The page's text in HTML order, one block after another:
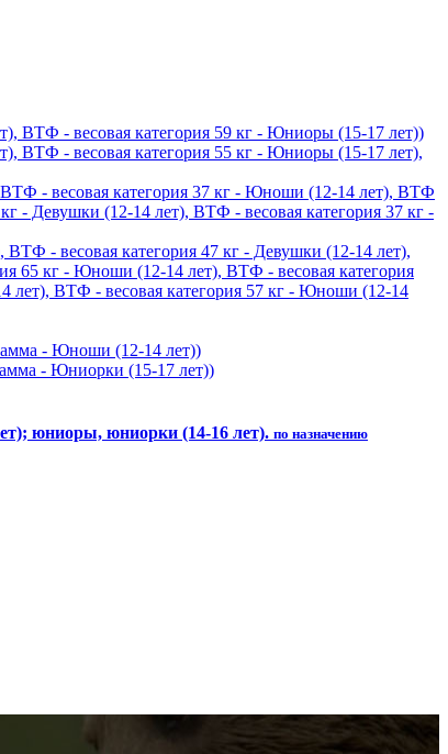
ВТФ - весовая категория 59 кг - Юниоры (15-17 лет))
ВТФ - весовая категория 55 кг - Юниоры (15-17 лет),
- весовая категория 37 кг - Юноши (12-14 лет), ВТФ
- Девушки (12-14 лет), ВТФ - весовая категория 37 кг -
- весовая категория 47 кг - Девушки (12-14 лет),
65 кг - Юноши (12-14 лет), ВТФ - весовая категория
лет), ВТФ - весовая категория 57 кг - Юноши (12-14
- Юноши (12-14 лет))
- Юниорки (15-17 лет))
юниоры, юниорки (14-16 лет). по назначению